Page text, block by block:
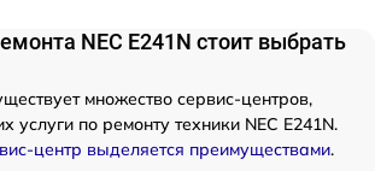
NEC E241N стоит выбрать
множество сервис-центров,
услуги по ремонту техники NEC E241N.
центр выделяется преимуществами.